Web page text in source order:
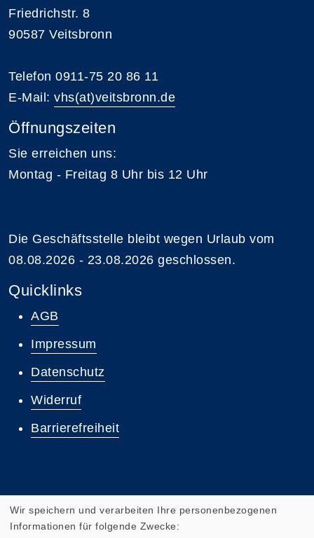
Friedrichstr. 8
90587 Veitsbronn
Telefon 0911-75 20 86 11
E-Mail: vhs(at)veitsbronn.de
Öffnungszeiten
Sie erreichen uns:
Montag - Freitag 8 Uhr bis 12 Uhr
Die Geschäftsstelle bleibt wegen Urlaub vom
08.08.2026 - 23.08.2026 geschlossen.
Quicklinks
AGB
Impressum
Datenschutz
Widerruf
Barrierefreiheit
Wir speichern und verarbeiten Ihre personenbezogenen
Informationen für folgende Zwecke: